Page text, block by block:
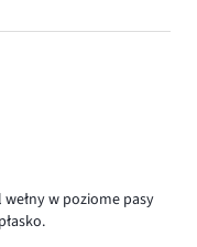
w poziome pasy